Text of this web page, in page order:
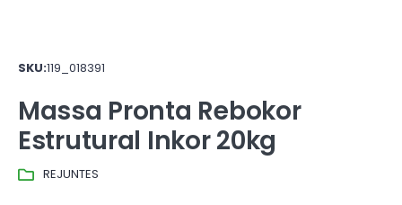
SKU:119_018391
Massa Pronta Rebokor
Estrutural Inkor 20kg
REJUNTES